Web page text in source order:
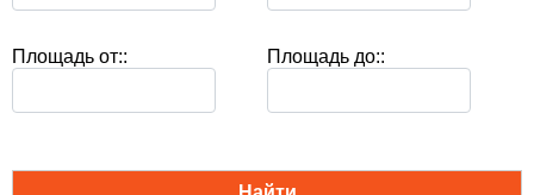
Площадь от:: Площадь до::